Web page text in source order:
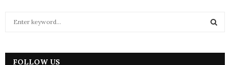
FOLLOW US